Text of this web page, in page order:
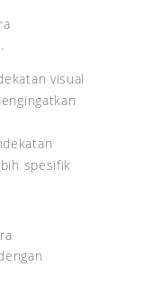
visual
spesifik